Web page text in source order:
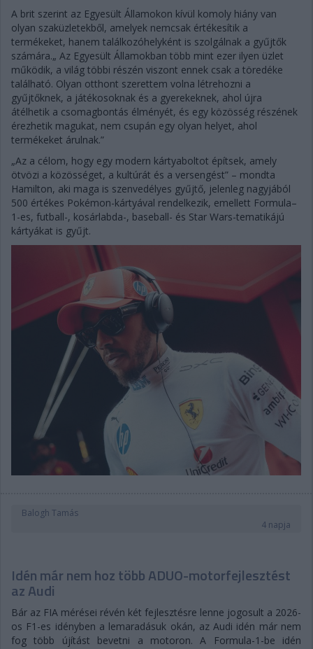
A brit szerint az Egyesült Államokon kívül komoly hiány van
olyan szaküzletekből, amelyek nemcsak értékesítik a
termékeket, hanem találkozóhelyként is szolgálnak a gyűjtők
számára.„ Az Egyesült Államokban több mint ezer ilyen üzlet
működik, a világ többi részén viszont ennek csak a töredéke
található. Olyan otthont szerettem volna létrehozni a
gyűjtőknek, a játékosoknak és a gyerekeknek, ahol újra
átélhetik a csomagbontás élményét, és egy közösség részének
érezhetik magukat, nem csupán egy olyan helyet, ahol
termékeket árulnak.”
„Az a célom, hogy egy modern kártyaboltot építsek, amely
ötvözi a közösséget, a kultúrát és a versengést” – mondta
Hamilton, aki maga is szenvedélyes gyűjtő, jelenleg nagyjából
500 értékes Pokémon-kártyával rendelkezik, emellett Formula–
1-es, futball-, kosárlabda-, baseball- és Star Wars-tematikájú
kártyákat is gyűjt.
Balogh Tamás
4 napja
Idén már nem hoz több ADUO-motorfejlesztést
az Audi
Bár az FIA mérései révén két fejlesztésre lenne jogosult a 2026-
os F1-es idényben a lemaradásuk okán, az Audi idén már nem
fog több újítást bevetni a motoron. A Formula-1-be idén